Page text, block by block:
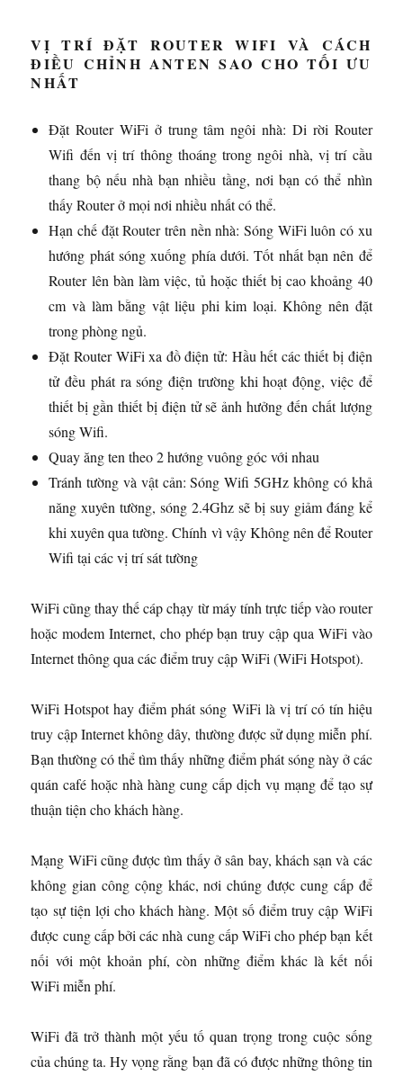
VỊ TRÍ ĐẶT ROUTER WIFI VÀ CÁCH
ĐIỀU CHỈNH ANTEN SAO CHO TỐI ƯU
NHẤT
Đặt Router WiFi ở trung tâm ngôi nhà: Di rời Router
Wifi đến vị trí thông thoáng trong ngôi nhà, vị trí cầu
thang bộ nếu nhà bạn nhiều tầng, nơi bạn có thể nhìn
thấy Router ở mọi nơi nhiều nhất có thể.
Hạn chế đặt Router trên nền nhà: Sóng WiFi luôn có xu
hướng phát sóng xuống phía dưới. Tốt nhất bạn nên để
Router lên bàn làm việc, tủ hoặc thiết bị cao khoảng 40
cm và làm bằng vật liệu phi kim loại. Không nên đặt
trong phòng ngủ.
Đặt Router WiFi xa đồ điện tử: Hầu hết các thiết bị điện
tử đều phát ra sóng điện trường khi hoạt động, việc để
thiết bị gần thiết bị điện tử sẽ ảnh hưởng đến chất lượng
sóng Wifi.
Quay ăng ten theo 2 hướng vuông góc với nhau
Tránh tường và vật cản: Sóng Wifi 5GHz không có khả
năng xuyên tường, sóng 2.4Ghz sẽ bị suy giảm đáng kể
khi xuyên qua tường. Chính vì vậy Không nên để Router
Wifi tại các vị trí sát tường
WiFi cũng thay thế cáp chạy từ máy tính trực tiếp vào router
hoặc modem Internet, cho phép bạn truy cập qua WiFi vào
Internet thông qua các điểm truy cập WiFi (WiFi Hotspot).
WiFi Hotspot hay điểm phát sóng WiFi là vị trí có tín hiệu
truy cập Internet không dây, thường được sử dụng miễn phí.
Bạn thường có thể tìm thấy những điểm phát sóng này ở các
quán café hoặc nhà hàng cung cấp dịch vụ mạng để tạo sự
thuận tiện cho khách hàng.
Mạng WiFi cũng được tìm thấy ở sân bay, khách sạn và các
không gian công cộng khác, nơi chúng được cung cấp để
tạo sự tiện lợi cho khách hàng. Một số điểm truy cập WiFi
được cung cấp bởi các nhà cung cấp WiFi cho phép bạn kết
nối với một khoản phí, còn những điểm khác là kết nối
WiFi miễn phí.
WiFi đã trở thành một yếu tố quan trọng trong cuộc sống
của chúng ta. Hy vọng rằng bạn đã có được những thông tin